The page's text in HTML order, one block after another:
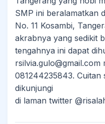
SMP ini beralamatkan
No. 11 Kosambi,
akrabnya yang sedikit
tengahnya ini dapat
081244235843. Cuitan
dikunjungi
di laman twitter